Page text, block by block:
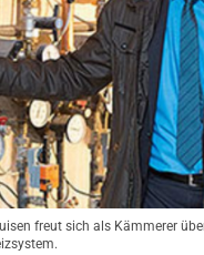
freut sich als Kämmerer